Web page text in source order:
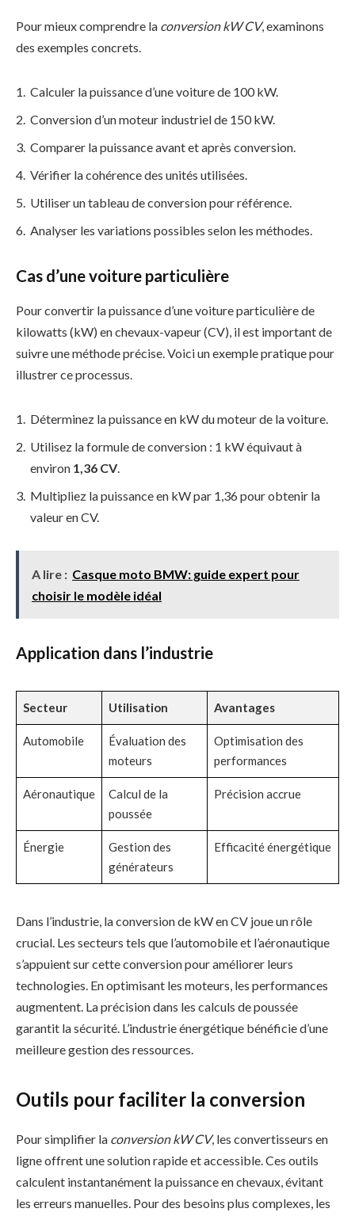
Pour mieux comprendre la conversion kW CV, examinons
des exemples concrets.
Calculer la puissance d’une voiture de 100 kW.
Conversion d’un moteur industriel de 150 kW.
Comparer la puissance avant et après conversion.
Vérifier la cohérence des unités utilisées.
Utiliser un tableau de conversion pour référence.
Analyser les variations possibles selon les méthodes.
Cas d’une voiture particulière
Pour convertir la puissance d’une voiture particulière de
kilowatts (kW) en chevaux-vapeur (CV), il est important de
suivre une méthode précise. Voici un exemple pratique pour
illustrer ce processus.
Déterminez la puissance en kW du moteur de la voiture.
Utilisez la formule de conversion : 1 kW équivaut à
environ 1,36 CV.
Multipliez la puissance en kW par 1,36 pour obtenir la
valeur en CV.
A lire : Casque moto BMW: guide expert pour
choisir le modèle idéal
Application dans l’industrie
Secteur Utilisation Avantages
Automobile
Évaluation des
moteurs
Optimisation des
performances
Aéronautique
Calcul de la
poussée
Précision accrue
Énergie
Gestion des
générateurs
Efficacité énergétique
Dans l’industrie, la conversion de kW en CV joue un rôle
crucial. Les secteurs tels que l’automobile et l’aéronautique
s’appuient sur cette conversion pour améliorer leurs
technologies. En optimisant les moteurs, les performances
augmentent. La précision dans les calculs de poussée
garantit la sécurité. L’industrie énergétique bénéficie d’une
meilleure gestion des ressources.
Outils pour faciliter la conversion
Pour simplifier la conversion kW CV, les convertisseurs en
ligne offrent une solution rapide et accessible. Ces outils
calculent instantanément la puissance en chevaux, évitant
les erreurs manuelles. Pour des besoins plus complexes, les